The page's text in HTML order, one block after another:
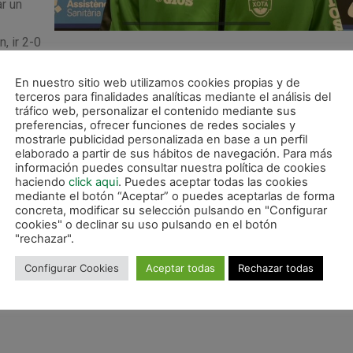
un
ir 2-0
es una cosa muy difícil de hacer. Nosotros sabemos que
digo hemos de seguir creciendo como equipo. Con la
dos últimas ocasiones que no ha sabido aprovechar el equipo:
para meterlas en el próximo partido. Hay que meterlas.
ha habido algunas situaciones en las que nos han cogido la
hemos estado bien y en el cinco para cuatro
contento por la acción individual, pero anteponía el bien
ha salido la jugada, pero no me importa lo individual dado
y el próximo partido iremos a ganar».
En nuestro sitio web utilizamos cookies propias y de
terceros para finalidades analíticas mediante el análisis del
tráfico web, personalizar el contenido mediante sus
preferencias, ofrecer funciones de redes sociales y
mostrarle publicidad personalizada en base a un perfil
elaborado a partir de sus hábitos de navegación. Para más
información puedes consultar nuestra política de cookies
haciendo click aqui. Puedes aceptar todas las cookies
mediante el botón “Aceptar” o puedes aceptarlas de forma
concreta, modificar su selección pulsando en "Configurar
cookies" o declinar su uso pulsando en el botón
"rechazar".
Configurar Cookies Aceptar todas Rechazar todas